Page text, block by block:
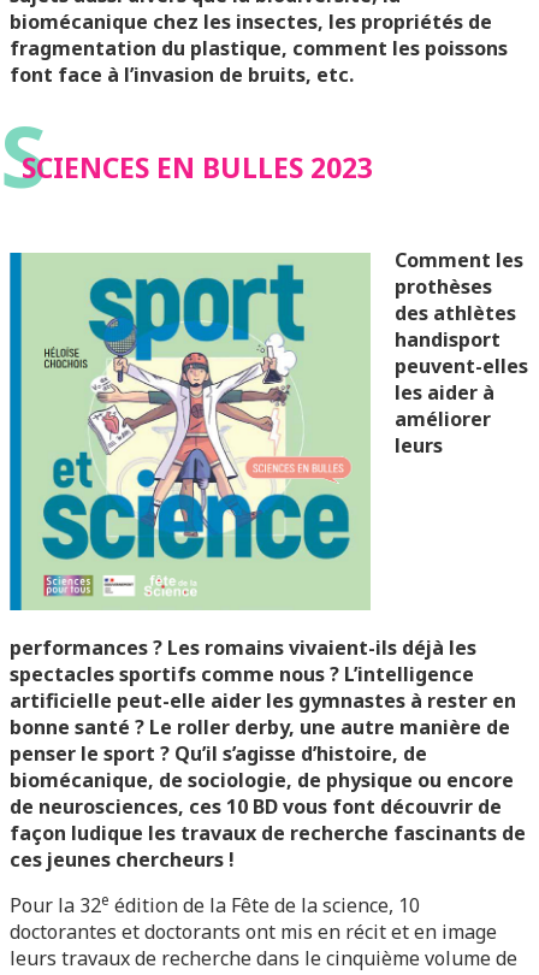
biomécanique chez les insectes, les propriétés de
fragmentation du plastique, comment les poissons
font face à l’invasion de bruits, etc.
S
SCIENCES EN BULLES 2023
Comment les
prothèses
des athlètes
handisport
peuvent-elles
les aider à
améliorer
leurs
performances ? Les romains vivaient-ils déjà les
spectacles sportifs comme nous ? L’intelligence
artificielle peut-elle aider les gymnastes à rester en
bonne santé ? Le roller derby, une autre manière de
penser le sport ? Qu’il s’agisse d’histoire, de
biomécanique, de sociologie, de physique ou encore
de neurosciences, ces 10 BD vous font découvrir de
façon ludique les travaux de recherche fascinants de
ces jeunes chercheurs !
Pour la 32e édition de la Fête de la science, 10
doctorantes et doctorants ont mis en récit et en image
leurs travaux de recherche dans le cinquième volume de